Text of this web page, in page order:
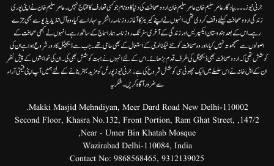
جرنی نیوز۔۔۔بیاد گار عامر سلیم خان عامر سلیم خان اردوصحافت کی دنیا کاوہ نام جو کسی تعارف کا محتاج نہیں۔عامرسلیم خان نے اپنی پوری
زندگی اردوصحافت کیلئے وقف کردی تھی۔انہوں نے اپنے کیریئر کا آغاز روزنامہ راشٹریہ سہارا سے کیا،وہ آل انڈیا ریڈیوسے بھی جڑے
رہے۔ اس کے بعد ہندوستان ایکسپریس اور زندگی کے آخری سفر تک روزنامہ ہمارا سماج کے ساتھ رہے۔ انہوں نے کبھی صحافت کے
اصولوں سے سمجھوتہ نہیں کیا، اور وہ صحافت کو نئے ٹیکنالوجی کے استعمال کے بھی حامی تھے۔ جب سے ڈیجیٹل کا دور شروع ہوا ہے ان کی
کوشش تھی کہ اردو صحافت بھی ڈیجیٹل کی طرف قدم بڑھائے۔ اس کے لئے انہوں نے بہت کوشش بھی کی۔ ان کی خواہشوں کے پیش نظر
ان کے اہل خانہ نے اس سلسلے میں ایک چھوٹی سی کوشش شروع کی ہے۔جرنی نیوز پورٹل کو مزید بہتر بنانے کے لئے ہمیں آپ اپنی قیمتی آراء
سے ضرور آگاہ کریں۔شکریہ
Makki Masjid Mehndiyan, Meer Dard Road New Delhi-110002.
147/2, Second Floor, Khasra No.132, Front Portion, Ram Ghat Street,
Near - Umer Bin Khatab Mosque,
Wazirabad Delhi-110084, India
Contact No: 9868568465, 9312139025